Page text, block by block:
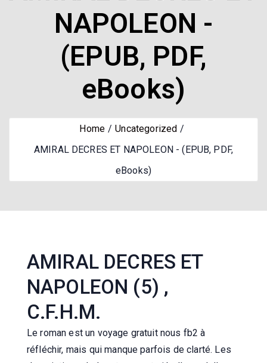
NAPOLEON -
(EPUB, PDF,
eBooks)
Home
Uncategorized
AMIRAL DECRES ET NAPOLEON - (EPUB, PDF,
eBooks)
AMIRAL DECRES ET
NAPOLEON (5) ,
C.F.H.M.
Le roman est un voyage gratuit nous fb2 à
réfléchir, mais qui manque parfois de clarté. Les